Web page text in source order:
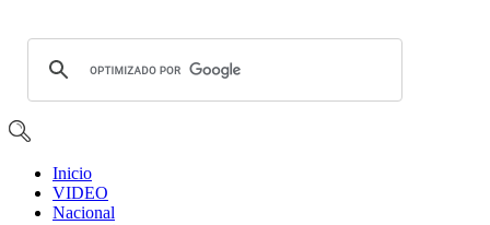
Inicio
VIDEO
Nacional